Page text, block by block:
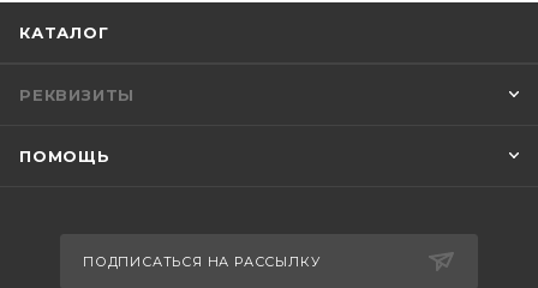
КАТАЛОГ
РЕКВИЗИТЫ
ПОМОЩЬ
ПОДПИСАТЬСЯ НА РАССЫЛКУ